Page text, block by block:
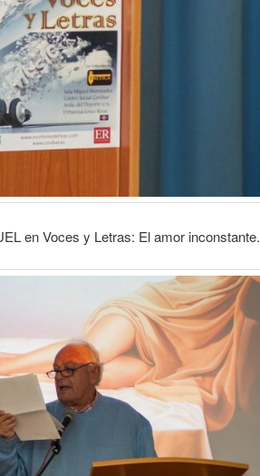
en Voces y Letras: El amor inconstante.